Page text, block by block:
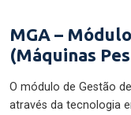
MGA –
(Máquinas
O módulo de Gestão
através da tecnologia